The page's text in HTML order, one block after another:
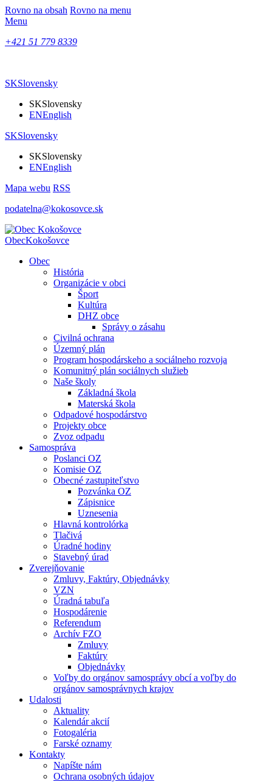
Rovno na obsah Rovno na menu
Menu
+421 51 779 8339
SKSlovensky
SKSlovensky
ENEnglish
SKSlovensky
SKSlovensky
ENEnglish
Mapa webu RSS
podatelna@kokosovce.sk
ObecKokošovce
Obec
História
Organizácie v obci
Šport
Kultúra
DHZ obce
Správy o zásahu
Civilná ochrana
Územný plán
Program hospodárskeho a sociálneho rozvoja
Komunitný plán sociálnych služieb
Naše školy
Základná škola
Materská škola
Odpadové hospodárstvo
Projekty obce
Zvoz odpadu
Samospráva
Poslanci OZ
Komisie OZ
Obecné zastupiteľstvo
Pozvánka OZ
Zápisnice
Uznesenia
Hlavná kontrolórka
Tlačivá
Úradné hodiny
Stavebný úrad
Zverejňovanie
Zmluvy, Faktúry, Objednávky
VZN
Úradná tabuľa
Hospodárenie
Referendum
Archív FZO
Zmluvy
Faktúry
Objednávky
Voľby do orgánov samosprávy obcí a voľby do
orgánov samosprávnych krajov
Udalosti
Aktuality
Kalendár akcií
Fotogaléria
Farské oznamy
Kontakty
Napíšte nám
Ochrana osobných údajov